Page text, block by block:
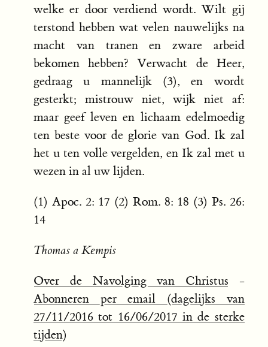
welke er door verdiend wordt. Wilt gij
terstond hebben wat velen nauwelijks na
macht van tranen en zware arbeid
bekomen hebben? Verwacht de Heer,
gedraag u mannelijk (3), en wordt
gesterkt; mistrouw niet, wijk niet af:
maar geef leven en lichaam edelmoedig
ten beste voor de glorie van God. Ik zal
het u ten volle vergelden, en Ik zal met u
wezen in al uw lijden.
(1) Apoc. 2: 17 (2) Rom. 8: 18 (3) Ps. 26:
14
Thomas a Kempis
Over de Navolging van Christus -
Abonneren per email (dagelijks van
27/11/2016 tot 16/06/2017 in de sterke
tijden)